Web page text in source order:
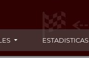
ESTADISTICAS